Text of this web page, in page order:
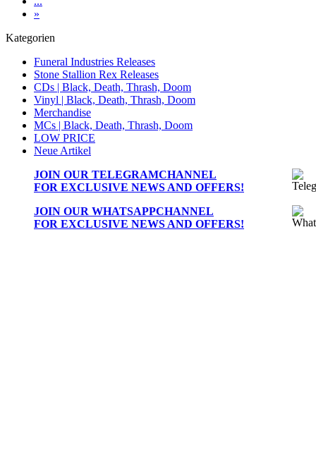
»
Kategorien
Funeral Industries Releases
Stone Stallion Rex Releases
CDs | Black, Death, Thrash, Doom
Vinyl | Black, Death, Thrash, Doom
Merchandise
MCs | Black, Death, Thrash, Doom
LOW PRICE
Neue Artikel
JOIN OUR TELEGRAMCHANNEL
FOR EXCLUSIVE NEWS AND OFFERS!
JOIN OUR WHATSAPPCHANNEL
FOR EXCLUSIVE NEWS AND OFFERS!